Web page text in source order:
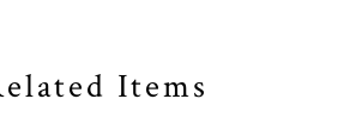
Items